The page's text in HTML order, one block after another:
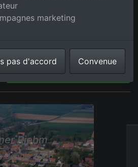
masquer la carte
Toutes les photos
aériennes de la boutique en
ligne
Riehm
depuis 2006
marketing
pas d'accord Convenue